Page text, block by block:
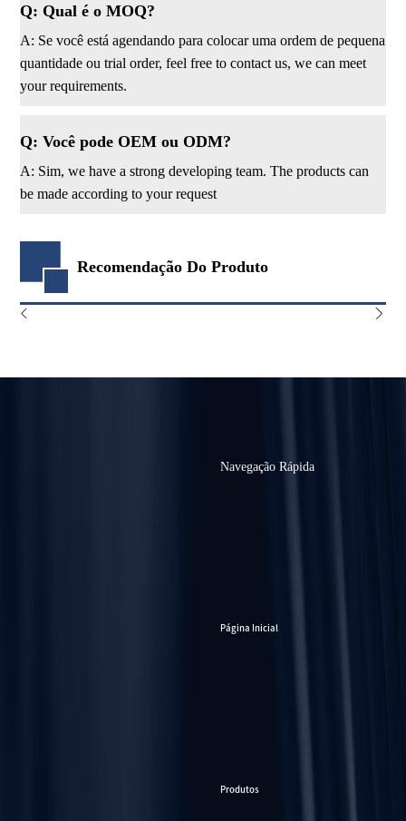
Q: Qual é o MOQ?
A: Se você está agendando para colocar uma ordem de pequena
quantidade ou trial order, feel free to contact us, we can meet
your requirements.
Q: Você pode OEM ou ODM?
A: Sim, we have a strong developing team. The products can
be made according to your request
Recomendação Do Produto
Navegação Rápida
Página Inicial
Produtos